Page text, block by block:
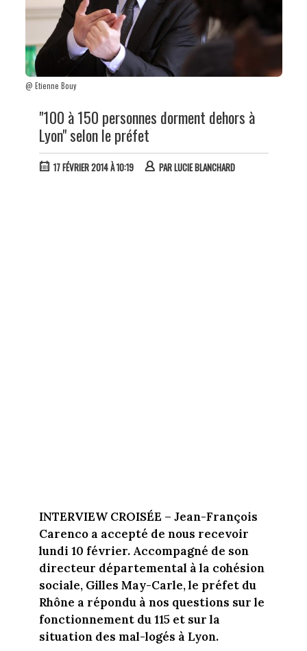
@ Etienne Bouy
"100 à 150 personnes dorment dehors à
Lyon" selon le préfet
17 FÉVRIER 2014 À 10:19 PARLUCIE BLANCHARD
INTERVIEW CROISÉE – Jean-François
Carenco a accepté de nous recevoir
lundi 10 février. Accompagné de son
directeur départemental à la cohésion
sociale, Gilles May-Carle, le préfet du
Rhône a répondu à nos questions sur le
fonctionnement du 115 et sur la
situation des mal-logés à Lyon.